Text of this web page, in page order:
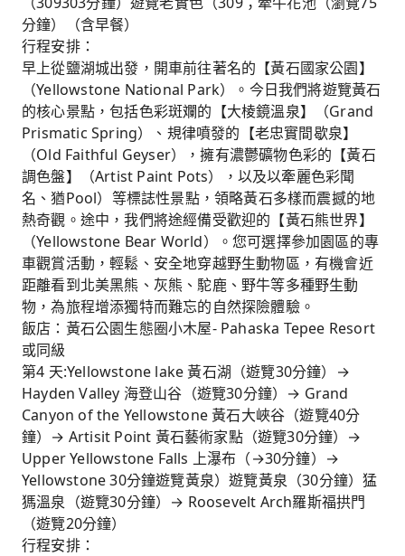
分鐘）（含早餐）
行程安排：
早上從鹽湖城出發，開車前往著名的【黃石國家公園】
（Yellowstone National Park）。今日我們將遊覽黃石
的核心景點，包括色彩斑斕的【大棱鏡溫泉】（Grand
Prismatic Spring）、規律噴發的【老忠實間歇泉】
（Old Faithful Geyser），擁有濃鬱礦物色彩的【黃石
調色盤】（Artist Paint Pots），以及以牽麗色彩聞
名、猶Pool）等標誌性景點，領略黃石多樣而震撼的地
熱奇觀。途中，我們將途經備受歡迎的【黃石熊世界】
（Yellowstone Bear World）。您可選擇參加園區的專
車觀賞活動，輕鬆、安全地穿越野生動物區，有機會近
距離看到北美黑熊、灰熊、駝鹿、野牛等多種野生動
物，為旅程增添獨特而難忘的自然探險體驗。
飯店：黃石公園生態圈小木屋- Pahaska Tepee Resort
或同級
第4 天:Yellowstone lake 黃石湖（遊覽30分鐘）→
Hayden Valley 海登山谷（遊覽30分鐘）→ Grand
Canyon of the Yellowstone 黃石大峽谷（遊覽40分
鐘）→ Artisit Point 黃石藝術家點（遊覽30分鐘）→
Upper Yellowstone Falls 上瀑布（→30分鐘）→
Yellowstone 30分鐘遊覽黃泉）遊覽黃泉（30分鐘）猛
獁溫泉（遊覽30分鐘）→ Roosevelt Arch羅斯福拱門
（遊覽20分鐘）
行程安排：